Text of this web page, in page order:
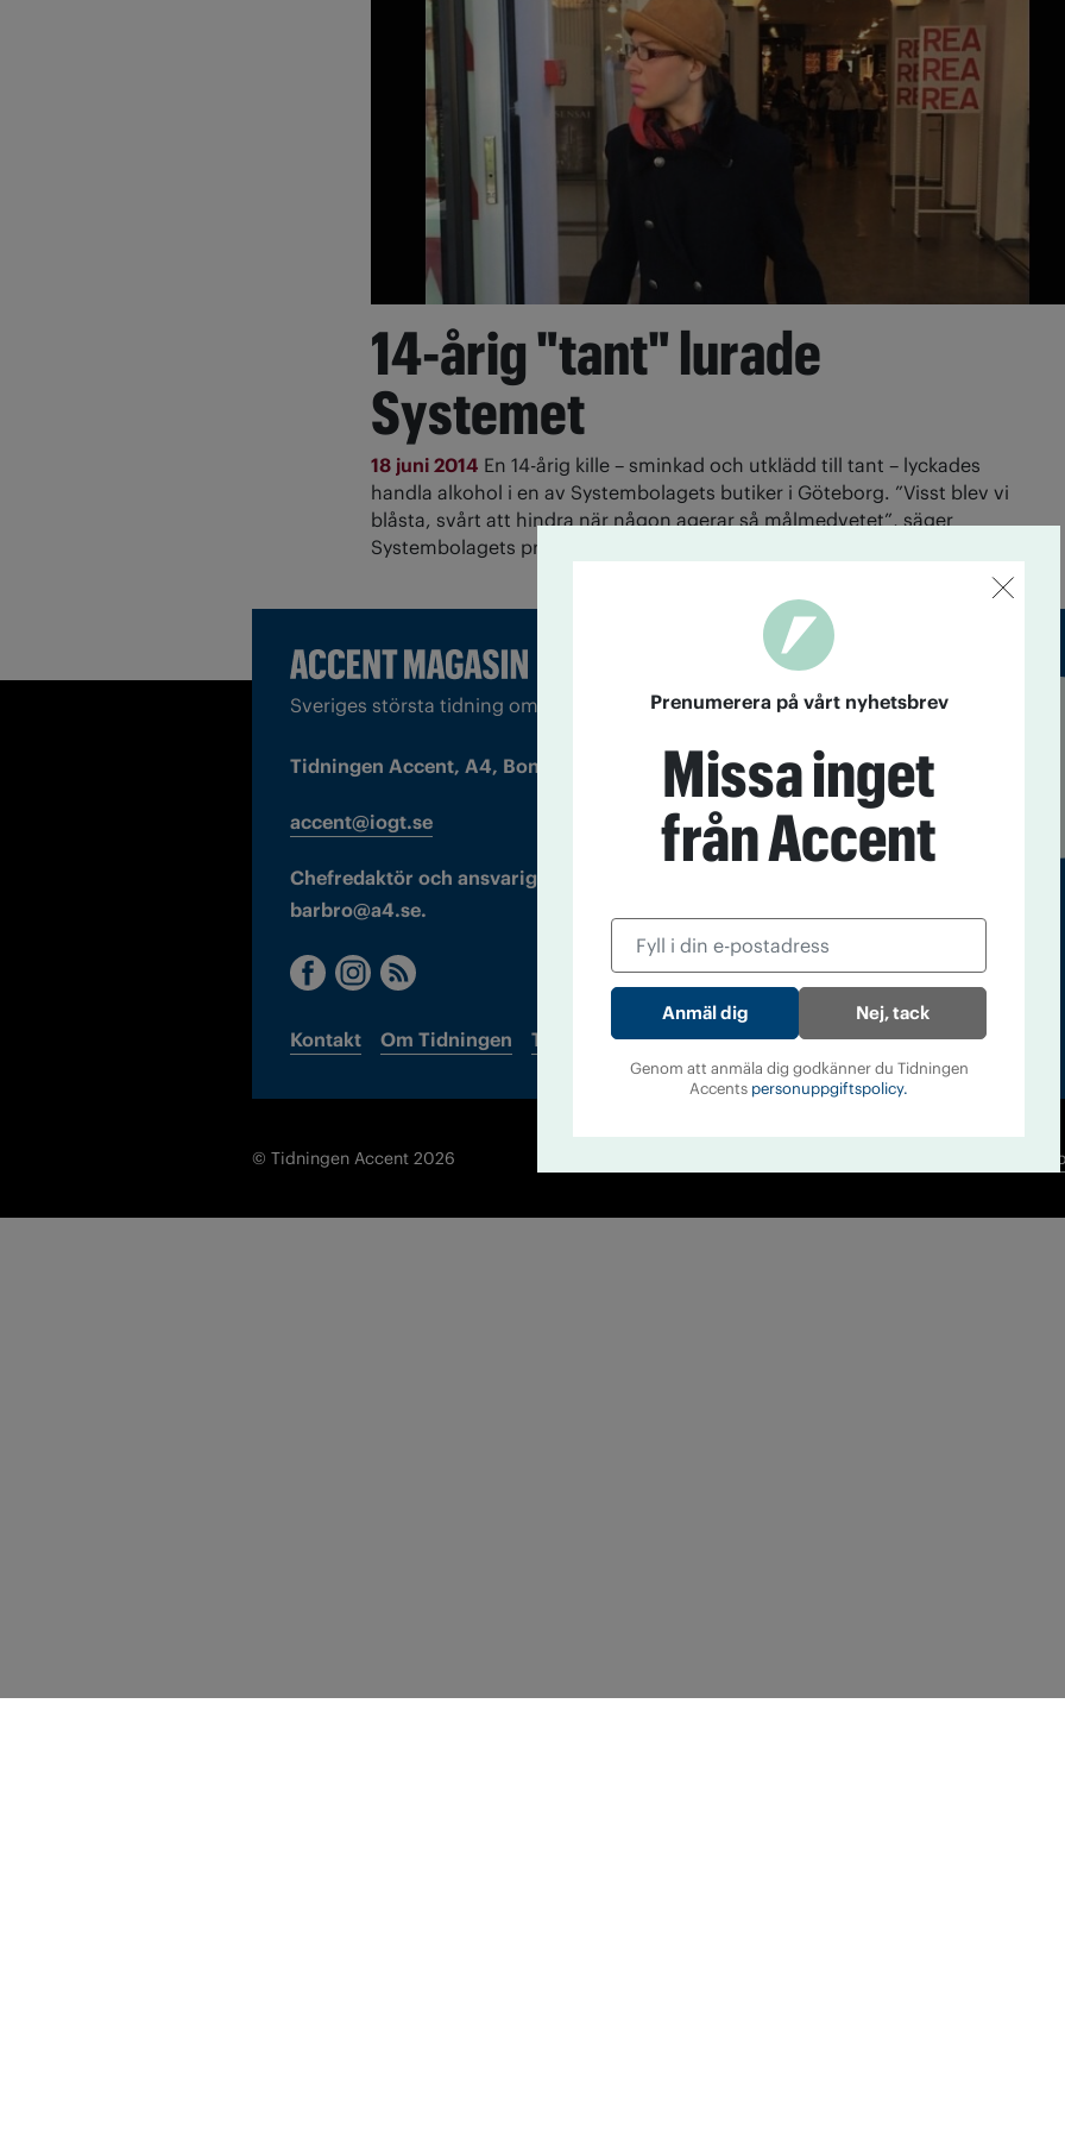
14-årig "tant" lurade
Systemet
18 juni 2014 En 14-årig kille – sminkad och utklädd till tant – lyckades
handla alkohol i en av Systembolagets butiker i Göteborg. ”Visst blev vi
blåsta, svårt att hindra när någon agerar så målmedvetet”, säger
Systembolagets presschef till Drugnews.
Sveriges största tidning om droger och nykterhet
Tidningen Accent, A4, Bondegatan 21, 116 33 Stockholm
accent@iogt.se
Chefredaktör och ansvarig utgivare: Barbro Janson Lundkvist,
barbro@a4.se.
Kontakt Om Tidningen Tidningsarkiv In English
© Tidningen Accent 2026
Prenumerera på vårt nyhetsbrev
Missa inget
från Accent
Nej, tack
Genom att anmäla dig godkänner du Tidningen
Accents personuppgiftspolicy.